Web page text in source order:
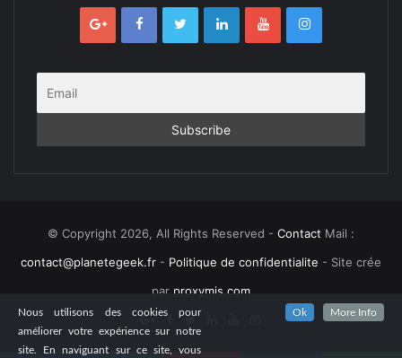
© Copyright 2026, All Rights Reserved - Contact Mail :
contact@planetegeek.fr - Politique de confidentialite - Site crée
par proxymis.com
Nous utilisons des cookies pour
améliorer votre expérience sur notre
site. En naviguant sur ce site, vous
Ok More Info